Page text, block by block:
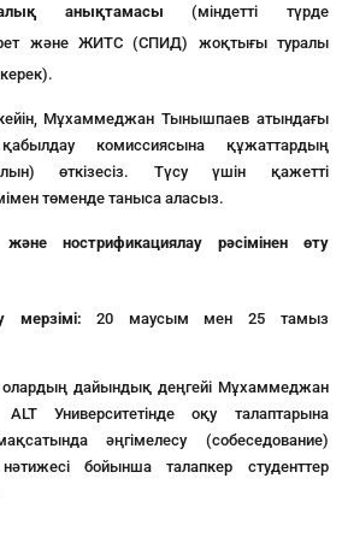
анықтамасы (міндетті түрде
және ЖИТС (СПИД) жоқтығы туралы
кейін, Мұхаммеджан Тынышпаев атындағы
қабылдау комиссиясына құжаттардың
өткізесіз. Түсу үшін қажетті
төменде таныса аласыз.
нострификациялау рәсімінен өту
мерзімі: 20 маусым мен 25 тамыз
олардың дайындық деңгейі Мұхаммеджан
Университетінде оқу талаптарына
әңгімелесу (собеседование)
нәтижесі бойынша талапкер студенттер